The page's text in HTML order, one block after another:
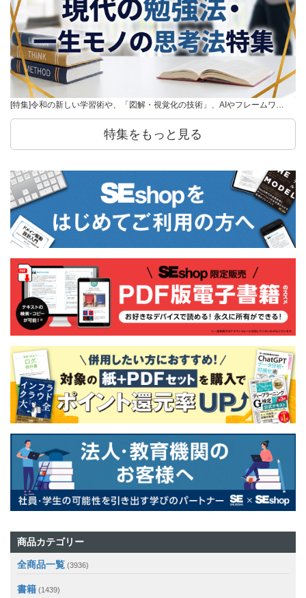
[特集]令和の新しい学習術や、「図解・視覚化の技術」、AIやフレームワ…
特集をもっと見る
商品カテゴリー
全商品一覧 (3936)
書籍 (1439)